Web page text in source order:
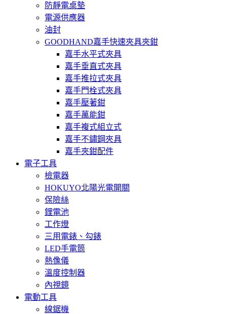
防靜電桌墊
電源供應器
油封
GOODHAND嘉手快速夾具夾鉗
嘉手水平式夾具
嘉手垂直式夾具
嘉手推拉式夾具
嘉手門栓式夾具
嘉手壓著鉗
嘉手萬能鉗
嘉手複式組立式
嘉手不鏽鋼夾具
嘉手夾鉗配件
電子工具
檢電器
HOKUYO北陽光電開關
保險絲
鋰電池
工作燈
三用電錶、勾錶
LED手電筒
熱像儀
溫度控制器
內視鏡
電動工具
線鋸機